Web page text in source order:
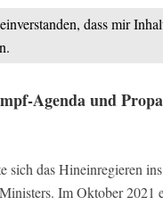
dass mir
Agenda und
sich das Hineinregieren
Im Oktober 2021